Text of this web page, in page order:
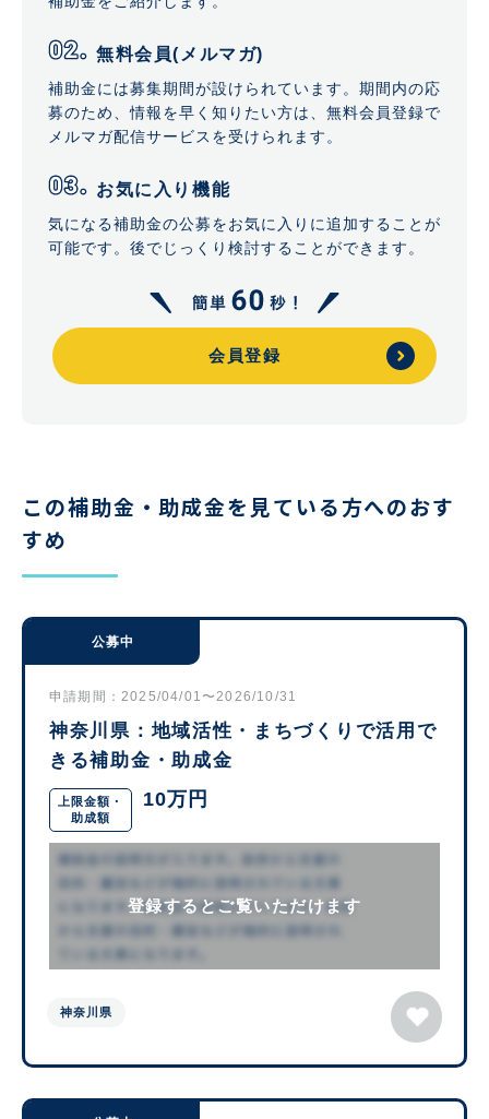
無料会員(メルマガ)
補助金には募集期間が設けられています。期間内の応
募のため、情報を早く知りたい方は、無料会員登録で
メルマガ配信サービスを受けられます。
お気に入り機能
気になる補助金の公募をお気に入りに追加することが
可能です。後でじっくり検討することができます。
会員登録
この補助金・助成金を見ている方へのおす
すめ
公募中
申請期間：2025/04/01〜2026/10/31
神奈川県：地域活性・まちづくりで活用で
きる補助金・助成金
上限金額・
助成額
10万円
登録するとご覧いただけます
神奈川県